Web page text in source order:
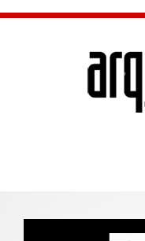
Skip to main content